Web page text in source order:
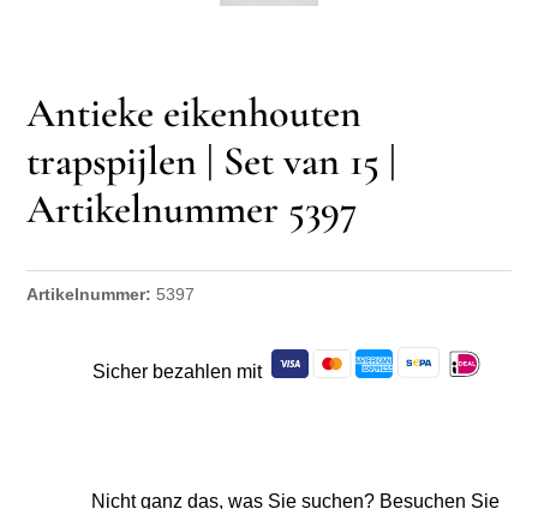
Antieke eikenhouten
trapspijlen | Set van 15 |
Artikelnummer 5397
Artikelnummer: 5397
Sicher bezahlen mit
Nicht ganz das, was Sie suchen? Besuchen Sie